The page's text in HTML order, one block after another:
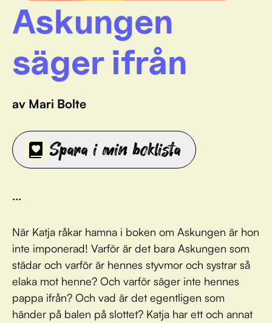
Askungen
säger ifrån
av Mari Bolte
Spara i min boklista
...
När Katja råkar hamna i boken om Askungen är hon
inte imponerad! Varför är det bara Askungen som
städar och varför är hennes styvmor och systrar så
elaka mot henne? Och varför säger inte hennes
pappa ifrån? Och vad är det egentligen som
händer på balen på slottet? Katja har ett och annat